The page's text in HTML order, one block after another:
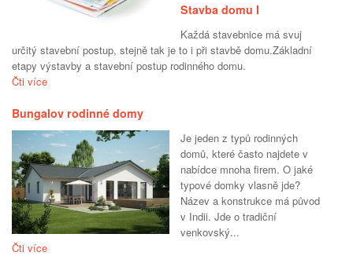
Stavba domu I
Každá stavebnice má svuj
určitý stavební postup, stejně tak je to i při stavbě domu.Základní
etapy výstavby a stavební postup rodinného domu.
Čti více
Bungalov rodinné domy
Je jeden z typů rodinných
domů, které často najdete v
nabídce mnoha firem. O jaké
typové domky vlasně jde?
Název a konstrukce má původ
v Indii. Jde o tradiční
venkovský...
Čti více